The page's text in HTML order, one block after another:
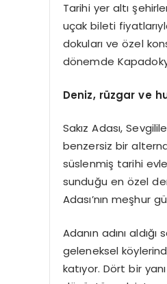
Tarihi yer altı
uçak bileti
dokuları ve özel
dönemde
Deniz, rüzgar ve
Sakız Adası,
benzersiz bir
süslenmiş tarihi
sunduğu en özel
Adası’nın meşhur
Adanın adını
geleneksel
katıyor. Dört bir